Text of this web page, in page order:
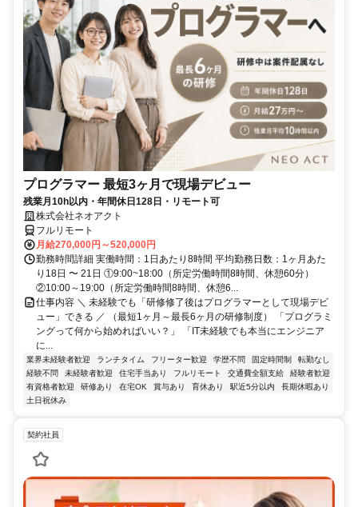
プログラマー 最短3ヶ月で現場デビュー
残業月10h以内・年間休日128日・リモート可
株式会社ネオアクト
フルリモート
月給270,000円～520,000円
勤務時間詳細 実働時間：1日あたり8時間 平均勤務日数：1ヶ月あた
り18日 〜 21日 ①9:00~18:00（所定労働時間8時間、休憩60分）
②10:00～19:00（所定労働時間8時間、休憩6...
仕事内容 ＼ 未経験でも「研修修了後はプログラマーとして現場デビ
ュー」できる ／ （最短1ヶ月～最長6ヶ月の研修制度） 「プログラミ
ングって何から始めればいい？」 「IT未経験でも本当にエンジニア
に...
業界未経験者歓迎 ランチタイム フリーター歓迎 学歴不問 固定時間制
転勤なし
経験不問
未経験者歓迎 住宅手当あり フルリモート 交通費全額支給
経験者歓迎
有資格者歓迎
研修あり 在宅OK 賞与あり 育休あり 駅近5分以内
長期休暇あり
土日祝休み
契約社員